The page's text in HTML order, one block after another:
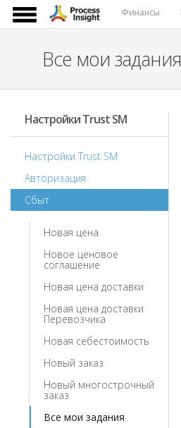
Финансы
Все мои задания
Настройки Trust SM
Настройки Trust SM
Авторизация
Сбыт
Новая цена
Новое ценовое
соглашение
Новая цена доставки
Новая цена доставки
Перевозчика
Новая себестоимость
Новый заказ
Новый многострочный
заказ
Все мои задания